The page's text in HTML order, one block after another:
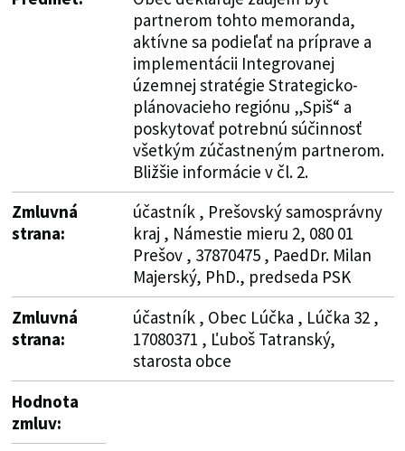
partnerom tohto memoranda,
aktívne sa podieľať na príprave a
implementácii Integrovanej
územnej stratégie Strategicko-
plánovacieho regiónu „Spiš“ a
poskytovať potrebnú súčinnosť
všetkým zúčastneným partnerom.
Bližšie informácie v čl. 2.
Zmluvná
strana:
účastník , Prešovský samosprávny
kraj , Námestie mieru 2, 080 01
Prešov , 37870475 , PaedDr. Milan
Majerský, PhD., predseda PSK
Zmluvná
strana:
účastník , Obec Lúčka , Lúčka 32 ,
17080371 , Ľuboš Tatranský,
starosta obce
Hodnota
zmluv: